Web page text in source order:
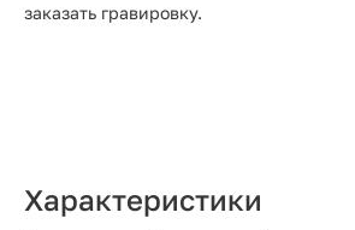
заказать гравировку.
Характеристики